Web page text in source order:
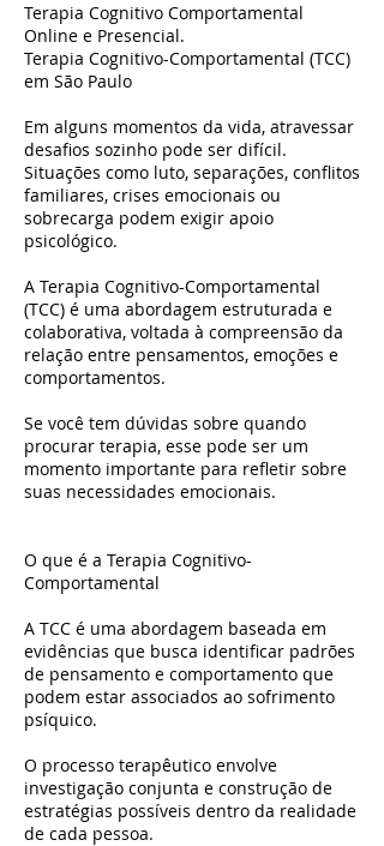
Terapia Cognitivo Comportamental
Online e Presencial.
Terapia Cognitivo-Comportamental (TCC)
em São Paulo
Em alguns momentos da vida, atravessar
desafios sozinho pode ser difícil.
Situações como luto, separações, conflitos
familiares, crises emocionais ou
sobrecarga podem exigir apoio
psicológico.
A Terapia Cognitivo-Comportamental
(TCC) é uma abordagem estruturada e
colaborativa, voltada à compreensão da
relação entre pensamentos, emoções e
comportamentos.
Se você tem dúvidas sobre quando
procurar terapia, esse pode ser um
momento importante para refletir sobre
suas necessidades emocionais.
O que é a Terapia Cognitivo-
Comportamental
A TCC é uma abordagem baseada em
evidências que busca identificar padrões
de pensamento e comportamento que
podem estar associados ao sofrimento
psíquico.
O processo terapêutico envolve
investigação conjunta e construção de
estratégias possíveis dentro da realidade
de cada pessoa.